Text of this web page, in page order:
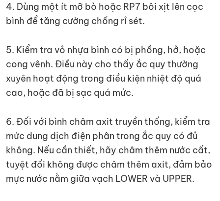
4. Dùng một ít mỡ bò hoặc RP7 bôi xịt lên cọc
bình để tăng cường chống rỉ sét.
5. Kiểm tra vỏ nhựa bình có bị phồng, hở, hoặc
cong vênh. Điều này cho thấy ắc quy thường
xuyên hoạt động trong điều kiện nhiệt độ quá
cao, hoặc đã bị sạc quá mức.
6. Đối với bình châm axit truyền thống, kiểm tra
mức dung dịch điện phân trong ắc quy có đủ
không. Nếu cần thiết, hãy châm thêm nước cất,
tuyệt đối không được châm thêm axit, đảm bảo
mực nước nằm giữa vạch LOWER và UPPER.